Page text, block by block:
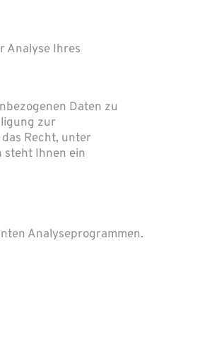
Analyse Ihres
Daten zu
zur
Recht, unter
steht Ihnen ein
Analyseprogrammen.